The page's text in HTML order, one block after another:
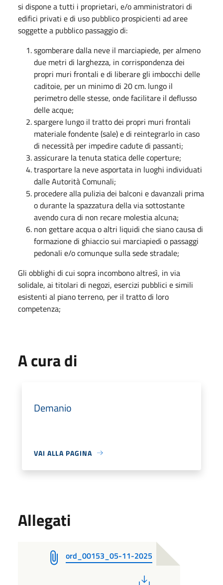
si dispone a tutti i proprietari, e/o amministratori di
edifici privati e di uso pubblico prospicienti ad aree
soggette a pubblico passaggio di:
sgomberare dalla neve il marciapiede, per almeno
due metri di larghezza, in corrispondenza dei
propri muri frontali e di liberare gli imbocchi delle
caditoie, per un minimo di 20 cm. lungo il
perimetro delle stesse, onde facilitare il deflusso
delle acque;
spargere lungo il tratto dei propri muri frontali
materiale fondente (sale) e di reintegrarlo in caso
di necessità per impedire cadute di passanti;
assicurare la tenuta statica delle coperture;
trasportare la neve asportata in luoghi individuati
dalle Autorità Comunali;
procedere alla pulizia dei balconi e davanzali prima
o durante la spazzatura della via sottostante
avendo cura di non recare molestia alcuna;
non gettare acqua o altri liquidi che siano causa di
formazione di ghiaccio sui marciapiedi o passaggi
pedonali e/o comunque sulla sede stradale;
Gli obblighi di cui sopra incombono altresì, in via
solidale, ai titolari di negozi, esercizi pubblici e simili
esistenti al piano terreno, per il tratto di loro
competenza;
A cura di
Demanio
VAI ALLA PAGINA
Allegati
ord_00153_05-11-2025